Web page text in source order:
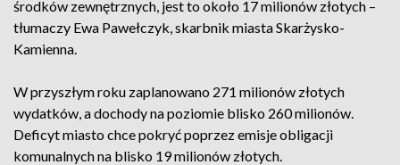
środków zewnętrznych, jest to około 17 milionów złotych –
tłumaczy Ewa Pawełczyk, skarbnik miasta Skarżysko-
Kamienna.
W przyszłym roku zaplanowano 271 milionów złotych
wydatków, a dochody na poziomie blisko 260 milionów.
Deficyt miasto chce pokryć poprzez emisje obligacji
komunalnych na blisko 19 milionów złotych.